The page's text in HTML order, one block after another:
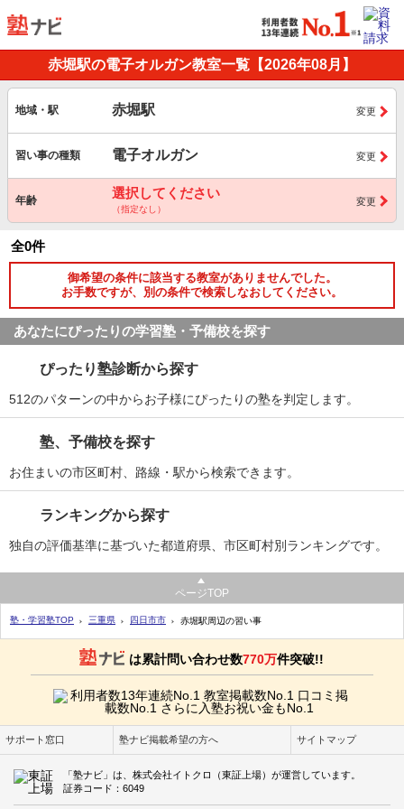
赤堀駅の電子オルガン教室一覧【2026年08月】
地域・駅 赤堀駅 変更
習い事の種類 電子オルガン 変更
年齢 選択してください
（指定なし）
変更
全0件
御希望の条件に該当する教室がありませんでした。
お手数ですが、別の条件で検索しなおしてください。
あなたにぴったりの学習塾・予備校を探す
ぴったり塾診断から探す
512のパターンの中からお子様にぴったりの塾を判定します。
塾、予備校を探す
お住まいの市区町村、路線・駅から検索できます。
ランキングから探す
独自の評価基準に基づいた都道府県、市区町村別ランキングです。
ページTOP
塾・学習塾TOP 三重県 四日市市 赤堀駅周辺の習い事
は累計問い合わせ数770万件突破!!
サポート窓口 塾ナビ掲載希望の方へ サイトマップ
「塾ナビ」は、株式会社イトクロ（東証上場）が運営しています。
証券コード：6049